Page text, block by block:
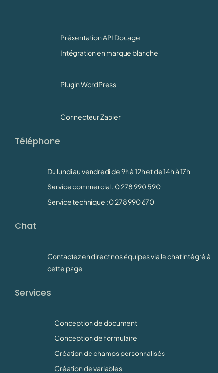
Présentation API Docage
Intégration en marque blanche
Plugin WordPress
Connecteur Zapier
Téléphone
Du lundi au vendredi de 9h à 12h et de 14h à 17h
Service commercial : 0 278 990 590
Service technique : 0 278 990 670
Chat
Contactez en direct nos équipes via le chat intégré à
cette page
Services
Conception de document
Conception de formulaire
Création de champs personnalisés
Création de variables